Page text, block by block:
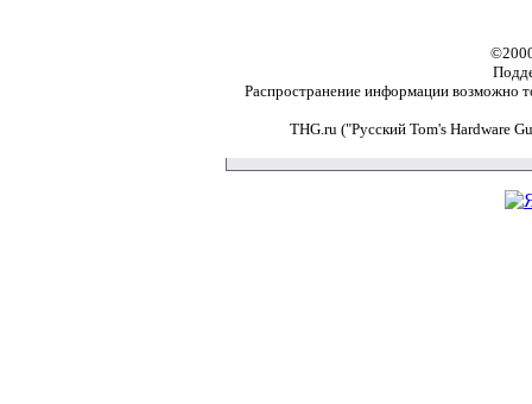
Распространение информации возможно
THG.ru ("Русский Tom's Hardware